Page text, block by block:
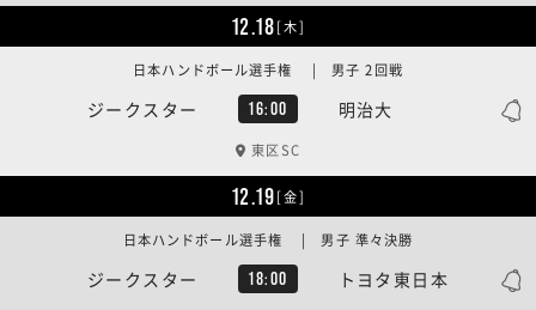
12.18[木]
ジークスター 16:00 明治大
日本ハンドボール選手権 | 男子 2回戦
東区SC
12.19[金]
ジークスター 18:00 トヨタ東日本
日本ハンドボール選手権 | 男子 準々決勝